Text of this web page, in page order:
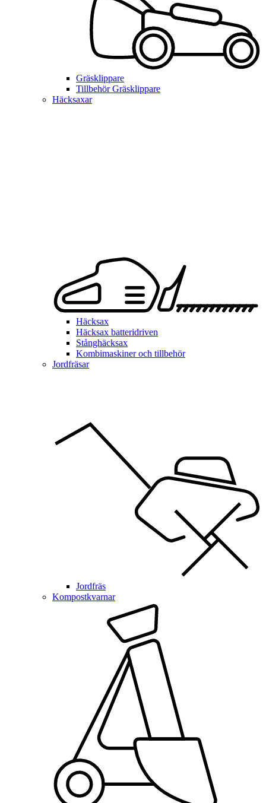
Gräsklippare
Tillbehör Gräsklippare
Häcksaxar
Häcksax
Häcksax batteridriven
Stånghäcksax
Kombimaskiner och tillbehör
Jordfräsar
Jordfräs
Kompostkvarnar